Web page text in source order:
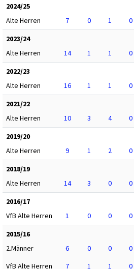
2024/25
Alte Herren
7 0 1 0
2023/24
Alte Herren
14 1 1 0
2022/23
Alte Herren
16 1 1 0
2021/22
Alte Herren
10 3 4 0
2019/20
Alte Herren
9 1 2 0
2018/19
Alte Herren
14 3 0 0
2016/17
VfB Alte Herren
1 0 0 0
2015/16
2.Männer
6 0 0 0
VfB Alte Herren
7 1 1 0